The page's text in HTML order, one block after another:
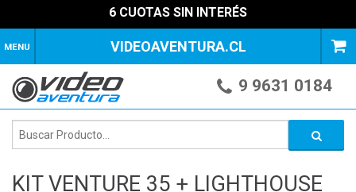
6 CUOTAS SIN INTERÉS
MENU VIDEOAVENTURA.CL
9 9631 0184
KIT VENTURE 35 + LIGHTHOUSE